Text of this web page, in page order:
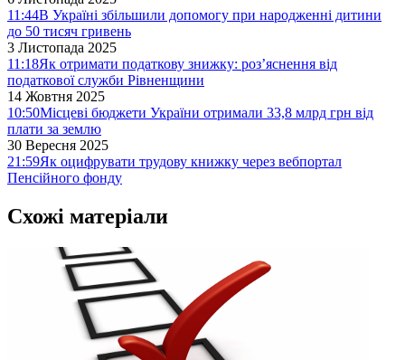
11:44В Україні збільшили допомогу при народженні дитини
до 50 тисяч гривень
3 Листопада 2025
11:18Як отримати податкову знижку: роз’яснення від
податкової служби Рівненщини
14 Жовтня 2025
10:50Місцеві бюджети України отримали 33,8 млрд грн від
плати за землю
30 Вересня 2025
21:59Як оцифрувати трудову книжку через вебпортал
Пенсійного фонду
Схожі матеріали